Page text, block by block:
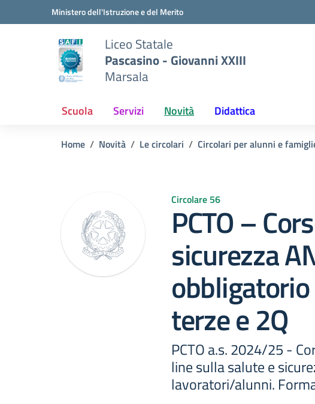
Vai ai contenuti
Vai al menu di navigazioneMinistero dell'Istruzione e del Merito
Liceo Statale
Pascasino - Giovanni XXIII
Marsala
Scuola Servizi Novità Didattica
Home Novità Le circolari Circolari per alunni e
Circolare 56
PCTO –
sicurezza
terze e 2Q
PCTO a.s. 2024/25 -
line sulla salute e
lavoratori/alunni.